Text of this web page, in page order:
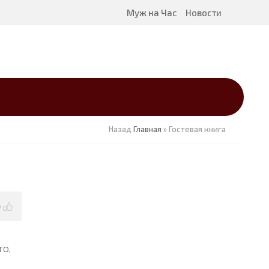
Муж на Час Новости
Назад Главная »Гостевая книга